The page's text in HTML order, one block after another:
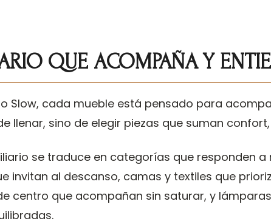
QUE ACOMPAÑA Y
Slow, cada mueble está pensado para
llenar, sino de elegir piezas que suman
se traduce en categorías que responden
invitan al descanso, camas y textiles que
centro que acompañan sin saturar, y